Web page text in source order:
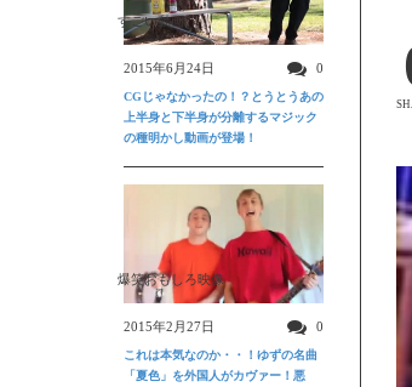
すごい動画
2015年6月24日 0
CGじゃなかったの！？とうとうあの
上半身と下半身が分離するマジック
の種明かし動画が登場！
爆笑おもしろ映像
2015年2月27日 0
これは本気なのか・・！ゆずの名曲
「夏色」を外国人がカヴァー！悪